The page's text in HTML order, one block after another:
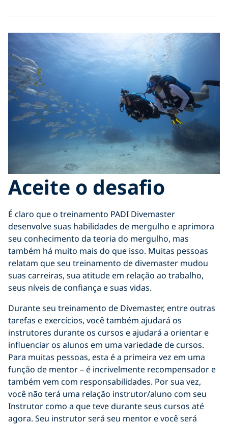
Aceite o desafio
É claro que o treinamento PADI Divemaster
desenvolve suas habilidades de mergulho e aprimora
seu conhecimento da teoria do mergulho, mas
também há muito mais do que isso. Muitas pessoas
relatam que seu treinamento de divemaster mudou
suas carreiras, sua atitude em relação ao trabalho,
seus níveis de confiança e suas vidas.
Durante seu treinamento de Divemaster, entre outras
tarefas e exercícios, você também ajudará os
instrutores durante os cursos e ajudará a orientar e
influenciar os alunos em uma variedade de cursos.
Para muitas pessoas, esta é a primeira vez em uma
função de mentor – é incrivelmente recompensador e
também vem com responsabilidades. Por sua vez,
você não terá uma relação instrutor/aluno com seu
Instrutor como a que teve durante seus cursos até
agora. Seu instrutor será seu mentor e você será